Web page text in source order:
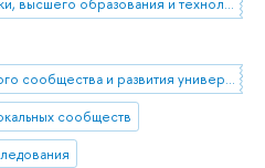
социальные исследования науки, высшего образования и технологий
Исследования университетского сообщества и развития университетов
сообществ